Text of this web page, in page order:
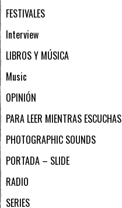
FESTIVALES
Interview
LIBROS Y MÚSICA
Music
OPINIÓN
PARA LEER MIENTRAS ESCUCHAS
PHOTOGRAPHIC SOUNDS
PORTADA – SLIDE
RADIO
SERIES